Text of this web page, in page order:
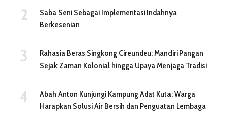
Saba Seni Sebagai Implementasi Indahnya
Berkesenian
Rahasia Beras Singkong Cireundeu: Mandiri Pangan
Sejak Zaman Kolonial hingga Upaya Menjaga Tradisi
Abah Anton Kunjungi Kampung Adat Kuta: Warga
Harapkan Solusi Air Bersih dan Penguatan Lembaga